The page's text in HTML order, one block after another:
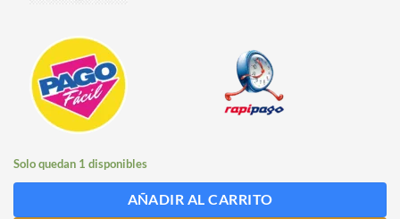
Solo quedan 1 disponibles
AÑADIR AL CARRITO